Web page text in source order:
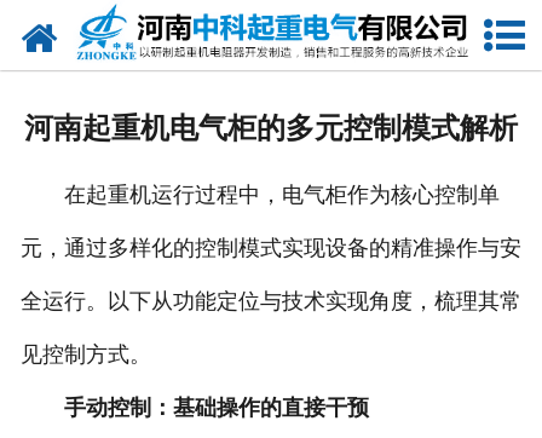
网站首页
联系我们
河南起重机电气柜的多元控制模式解析
在起重机运行过程中，电气柜作为核心控制单
元，通过多样化的控制模式实现设备的精准操作与安
全运行。以下从功能定位与技术实现角度，梳理其常
见控制方式。
手动控制：基础操作的直接干预